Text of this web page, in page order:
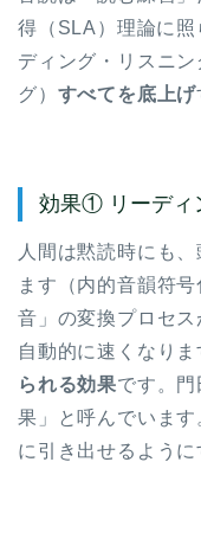
得（SLA）理論に
ディング・リスニ
グ） すべてを底上げ
効果① リーディ
人間は黙読時にも
ます（内的音韻符
音」の変換プロセ
自動的に速くなり
られる効果です。
果」と呼んでいま
に引き出せるように